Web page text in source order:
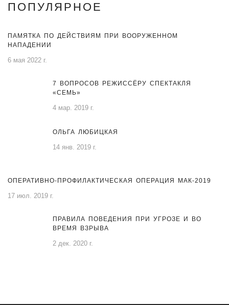
ПОПУЛЯРНОЕ
ПАМЯТКА ПО ДЕЙСТВИЯМ ПРИ ВООРУЖЕННОМ
НАПАДЕНИИ
6 мая 2022 г.
7 ВОПРОСОВ РЕЖИССЁРУ СПЕКТАКЛЯ
«СЕМЬ»
4 мар. 2019 г.
ОЛЬГА ЛЮБИЦКАЯ
14 янв. 2019 г.
ОПЕРАТИВНО-ПРОФИЛАКТИЧЕСКАЯ ОПЕРАЦИЯ МАК-2019
17 июл. 2019 г.
ПРАВИЛА ПОВЕДЕНИЯ ПРИ УГРОЗЕ И ВО
ВРЕМЯ ВЗРЫВА
2 дек. 2020 г.